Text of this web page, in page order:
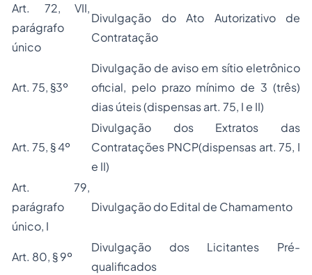
Art. 72, VII,
parágrafo
único
Divulgação do Ato Autorizativo de
Contratação
Art. 75, §3º
Divulgação de aviso em sítio eletrônico
oficial, pelo prazo mínimo de 3 (três)
dias úteis (dispensas art. 75, I e II)
Art. 75, § 4º
Divulgação dos Extratos das
Contratações PNCP(dispensas art. 75, I
e II)
Art. 79,
parágrafo
único, I
Divulgação do Edital de Chamamento
Art. 80, § 9º
Divulgação dos Licitantes Pré-
qualificados